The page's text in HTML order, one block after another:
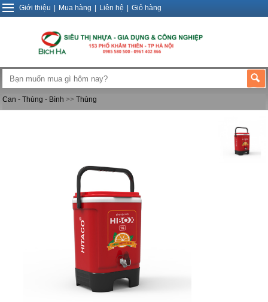
Giới thiệu Mua hàng Liên hệ Giỏ hàng
Can - Thùng - Bình >>Thùng